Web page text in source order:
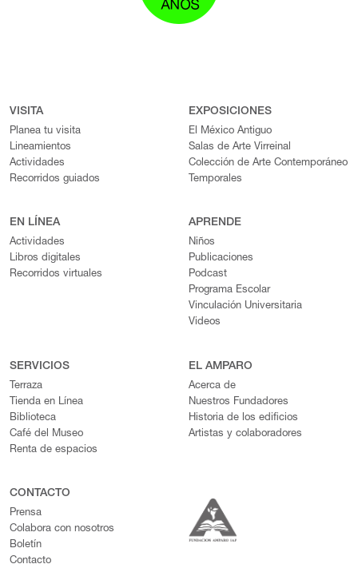
VISITA
Planea tu visita
Lineamientos
Actividades
Recorridos guiados
EXPOSICIONES
El México Antiguo
Salas de Arte Virreinal
Colección de Arte Contemporáneo
Temporales
EN LÍNEA
Actividades
Libros digitales
Recorridos virtuales
APRENDE
Niños
Publicaciones
Podcast
Programa Escolar
Vinculación Universitaria
Videos
SERVICIOS
Terraza
Tienda en Línea
Biblioteca
Café del Museo
Renta de espacios
EL AMPARO
Acerca de
Nuestros Fundadores
Historia de los edificios
Artistas y colaboradores
CONTACTO
Prensa
Colabora con nosotros
Boletín
Contacto